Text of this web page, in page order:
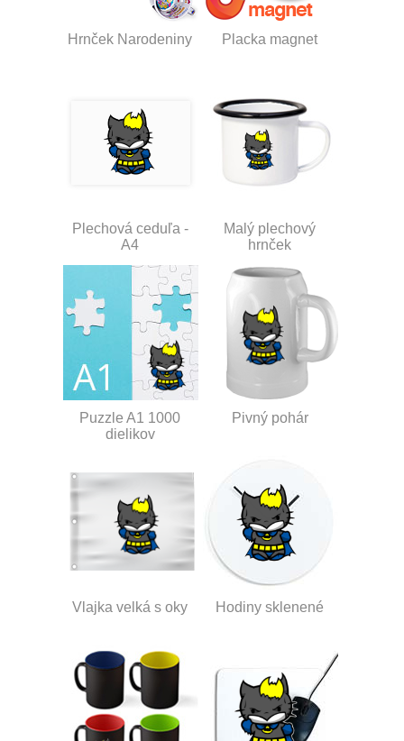
Hrnček Narodeniny Placka magnet
Plechová ceduľa -
A4
Malý plechový
hrnček
Puzzle A1 1000
dielikov
Pivný pohár
Vlajka velká s oky Hodiny sklenené